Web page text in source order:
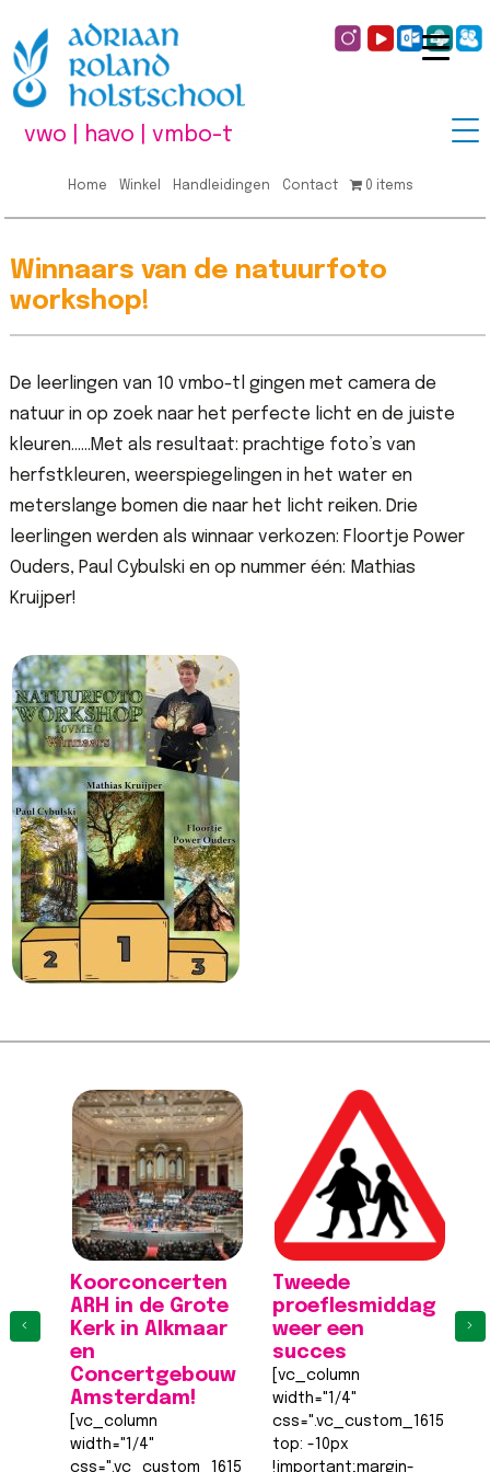
vwo | havo | vmbo-t
Home Winkel Handleidingen Contact 0 items
Winnaars van de natuurfoto
workshop!
De leerlingen van 10 vmbo-tl gingen met camera de
natuur in op zoek naar het perfecte licht en de juiste
kleuren……Met als resultaat: prachtige foto’s van
herfstkleuren, weerspiegelingen in het water en
meterslange bomen die naar het licht reiken. Drie
leerlingen werden als winnaar verkozen: Floortje Power
Ouders, Paul Cybulski en op nummer één: Mathias
Kruijper!
Koorconcerten
ARH in de Grote
Kerk in Alkmaar
en
Concertgebouw
Amsterdam!
[vc_column
width="1/4"
css=".vc_custom_1615555402682{margin-
Tweede
proeflesmiddag
weer een
succes
[vc_column
width="1/4"
top: -10px
!important;margin-
‹ ›